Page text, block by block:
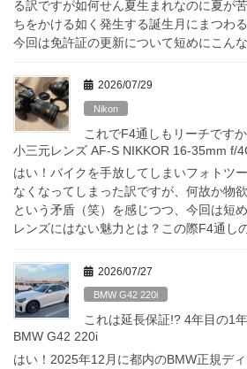
る訳ですが如何せん夏生まれなのに夏が
ちをかける如く発生する誕生月にまつわ
今回は免許証の更新について短めにこん
2026/07/29
Nikon
これでF4通しもリーチです
小三元レンズ AF-S NIKKOR 16-35mm f/
はい！バイクを手放してしまいフォトツ
なくなってしまった訳ですが、何故か物
という矛盾（笑）を感じつつ、今回は短
レンズにはない魅力とは？この際F4通し
2026/07/27
BMW G42 220i
これは延長保証!? 4年目の1
BMW G42 220i
はい！2025年12月に都内のBMW正規デ